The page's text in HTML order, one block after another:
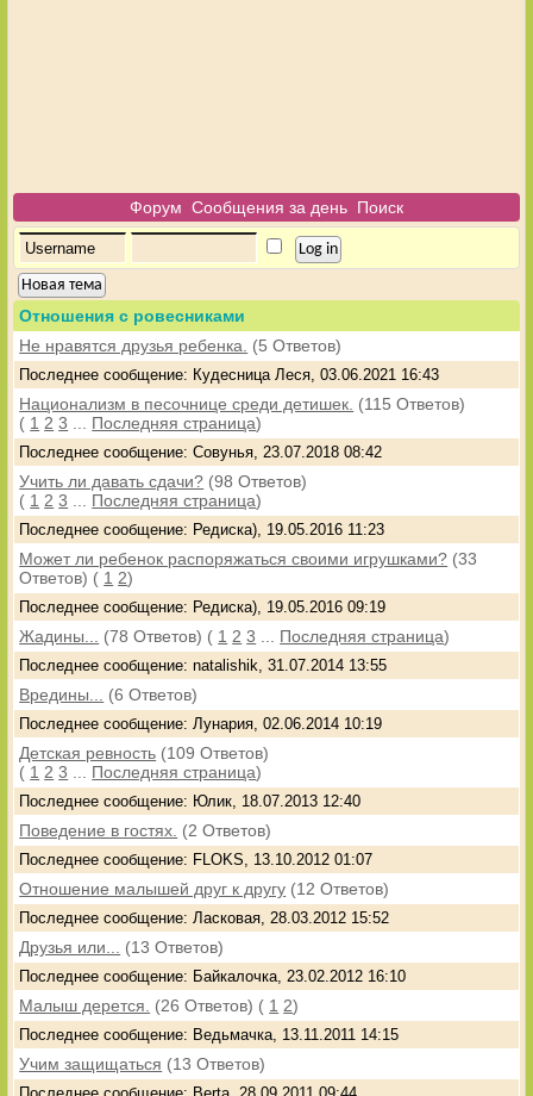
Форум Сообщения за день Поиск
Новая тема
Отношения с ровесниками
Не нравятся друзья ребенка.
(5 Ответов)
Последнее сообщение: Кудесница Леся, 03.06.2021 16:43
Национализм в песочнице среди детишек. (115 Ответов)
( 1 2 3 Последняя страница)
Последнее сообщение: Совунья, 23.07.2018 08:42
Учить ли давать сдачи? (98 Ответов)
( 1 2 3 Последняя страница)
Последнее сообщение: Редиска), 19.05.2016 11:23
Может ли ребенок распоряжаться своими игрушками? (33
Ответов) ( 1 2)
Последнее сообщение: Редиска), 19.05.2016 09:19
Жадины... (78 Ответов) ( 1 2 3 Последняя страница)
Последнее сообщение: natalishik, 31.07.2014 13:55
Вредины... (6 Ответов)
Последнее сообщение: Лунария, 02.06.2014 10:19
Детская ревность (109 Ответов)
( 1 2 3 Последняя страница)
Последнее сообщение: Юлик, 18.07.2013 12:40
Поведение в гостях. (2 Ответов)
Последнее сообщение: FLOKS, 13.10.2012 01:07
Отношение малышей друг к другу (12 Ответов)
Последнее сообщение: Ласковая, 28.03.2012 15:52
Друзья или... (13 Ответов)
Последнее сообщение: Байкалочка, 23.02.2012 16:10
Малыш дерется. (26 Ответов) ( 1 2)
Последнее сообщение: Ведьмачка, 13.11.2011 14:15
Учим защищаться (13 Ответов)